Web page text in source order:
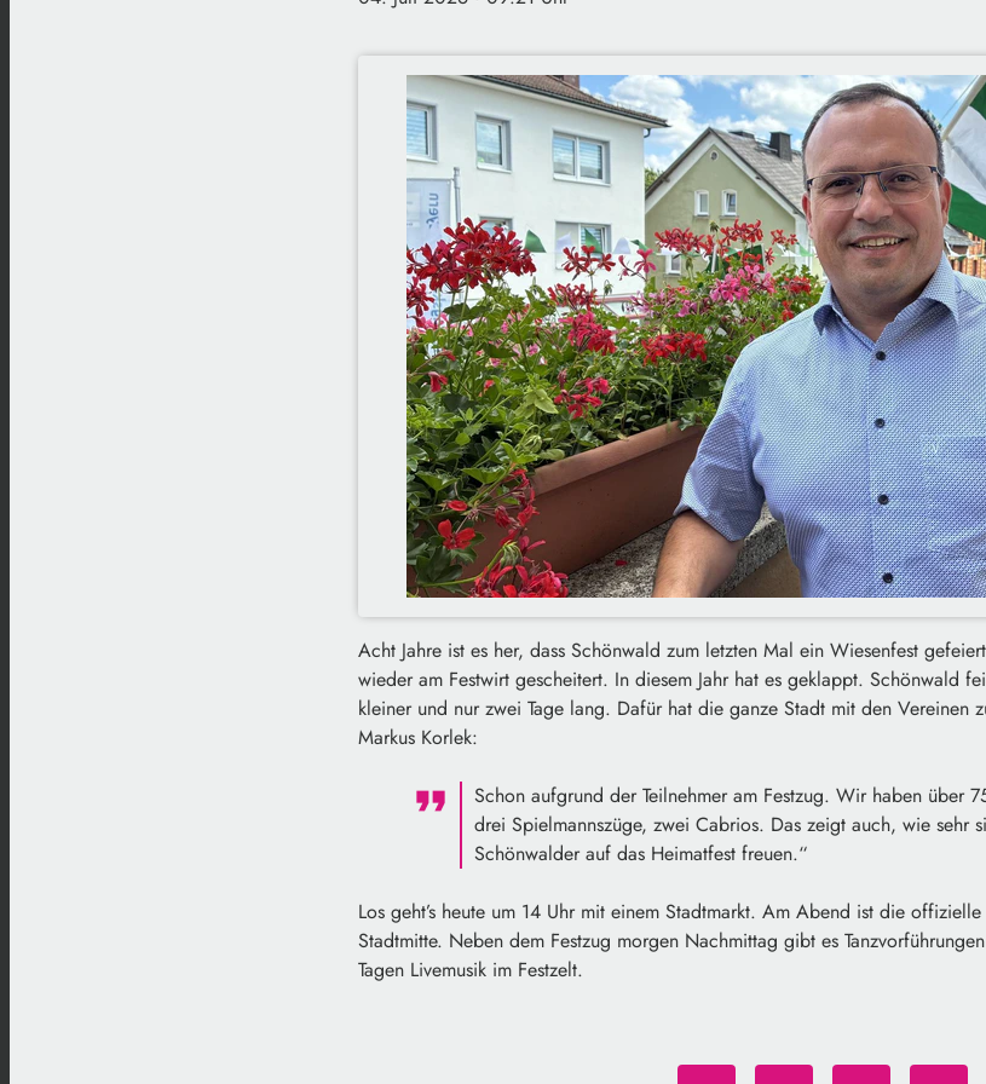
Acht Jahre ist es her, dass Schönwald zum letzten Mal ein Wiesenfest
wieder am Festwirt gescheitert. In diesem Jahr hat es geklappt. Schönwald
kleiner und nur zwei Tage lang. Dafür hat die ganze Stadt mit den Vereinen
Markus Korlek:
Schon aufgrund der Teilnehmer am Festzug. Wir haben über
drei Spielmannszüge, zwei Cabrios. Das zeigt auch, wie sehr
Schönwalder auf das Heimatfest freuen.“
Los geht’s heute um 14 Uhr mit einem Stadtmarkt. Am Abend ist die
Stadtmitte. Neben dem Festzug morgen Nachmittag gibt es
Tagen Livemusik im Festzelt.